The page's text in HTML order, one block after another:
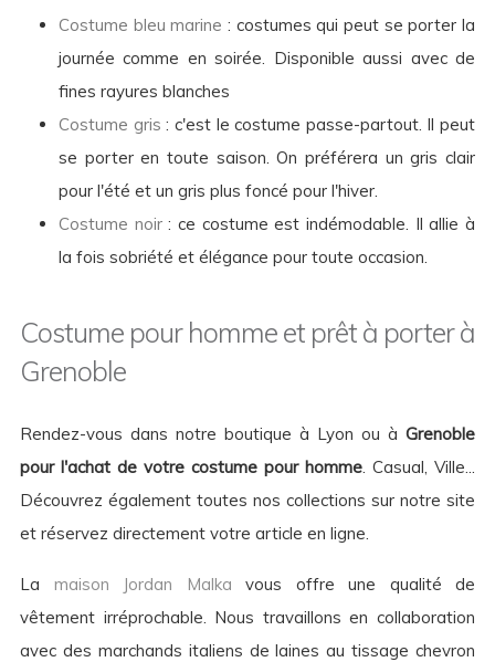
Costume bleu marine : costumes qui peut se porter la
journée comme en soirée. Disponible aussi avec de
fines rayures blanches
Costume gris : c'est le costume passe-partout. Il peut
se porter en toute saison. On préférera un gris clair
pour l'été et un gris plus foncé pour l'hiver.
Costume noir: ce costume est indémodable. Il allie à
la fois sobriété et élégance pour toute occasion.
Costume pour homme et prêt à porter à
Grenoble
Rendez-vous dans notre boutique à Lyon ou à Grenoble
pour l'achat de votre costume pour homme. Casual, Ville...
Découvrez également toutes nos collections sur notre site
et réservez directement votre article en ligne.
La maison Jordan Malka vous offre une qualité de
vêtement irréprochable. Nous travaillons en collaboration
avec des marchands italiens de laines au tissage chevron